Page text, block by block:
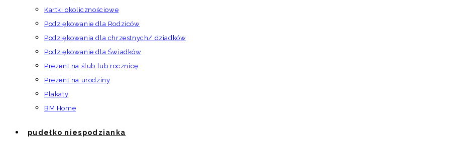
Kartki okolicznościowe
Podziękowanie dla Rodziców
Podziękowania dla chrzestnych/ dziadków
Podziękowanie dla Świadków
Prezent na ślub lub rocznicę
Prezent na urodziny
Plakaty
BM Home
pudełko niespodzianka